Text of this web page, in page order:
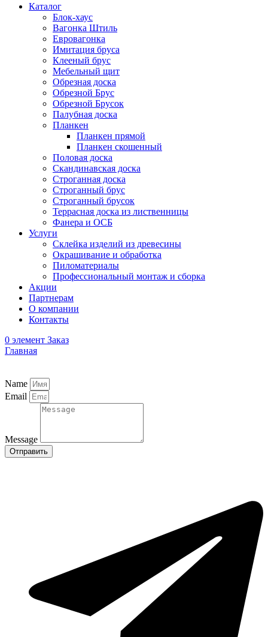
Каталог
Блок-хаус
Вагонка Штиль
Евровагонка
Имитация бруса
Клееный брус
Мебельный щит
Обрезная доска
Обрезной Брус
Обрезной Брусок
Палубная доска
Планкен
Планкен прямой
Планкен скошенный
Половая доска
Скандинавская доска
Строганная доска
Строганный брус
Строганный брусок
Террасная доска из лиственницы
Фанера и ОСБ
Услуги
Склейка изделий из древесины
Окрашивание и обработка
Пиломатериалы
Профессиональный монтаж и сборка
Акции
Партнерам
О компании
Контакты
0 элемент Заказ
Главная
Name
Email
Message
Отправить